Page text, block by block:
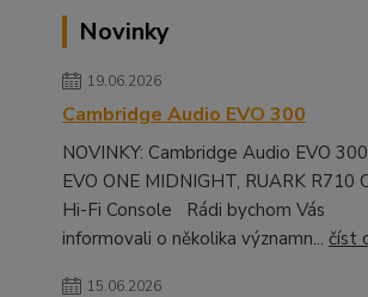
Novinky
19.06.2026
Cambridge Audio EVO 300
NOVINKY: Cambridge Audio EVO
EVO ONE MIDNIGHT, RUARK R710
Hi-Fi Console Rádi bychom Vás
informovali o několika významn... číst
15.06.2026